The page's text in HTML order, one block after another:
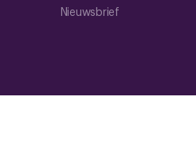
Nieuwsbrief